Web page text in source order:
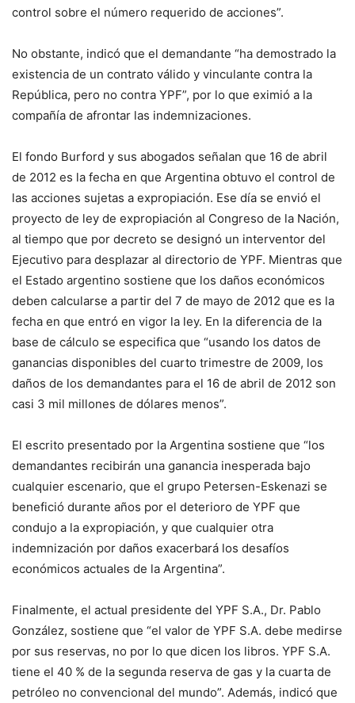
control sobre el número requerido de acciones”.
No obstante, indicó que el demandante “ha demostrado la
existencia de un contrato válido y vinculante contra la
República, pero no contra YPF”, por lo que eximió a la
compañía de afrontar las indemnizaciones.
El fondo Burford y sus abogados señalan que 16 de abril
de 2012 es la fecha en que Argentina obtuvo el control de
las acciones sujetas a expropiación. Ese día se envió el
proyecto de ley de expropiación al Congreso de la Nación,
al tiempo que por decreto se designó un interventor del
Ejecutivo para desplazar al directorio de YPF. Mientras que
el Estado argentino sostiene que los daños económicos
deben calcularse a partir del 7 de mayo de 2012 que es la
fecha en que entró en vigor la ley. En la diferencia de la
base de cálculo se especifica que “usando los datos de
ganancias disponibles del cuarto trimestre de 2009, los
daños de los demandantes para el 16 de abril de 2012 son
casi 3 mil millones de dólares menos”.
El escrito presentado por la Argentina sostiene que “los
demandantes recibirán una ganancia inesperada bajo
cualquier escenario, que el grupo Petersen-Eskenazi se
benefició durante años por el deterioro de YPF que
condujo a la expropiación, y que cualquier otra
indemnización por daños exacerbará los desafíos
económicos actuales de la Argentina”.
Finalmente, el actual presidente del YPF S.A., Dr. Pablo
González, sostiene que “el valor de YPF S.A. debe medirse
por sus reservas, no por lo que dicen los libros. YPF S.A.
tiene el 40 % de la segunda reserva de gas y la cuarta de
petróleo no convencional del mundo”. Además, indicó que